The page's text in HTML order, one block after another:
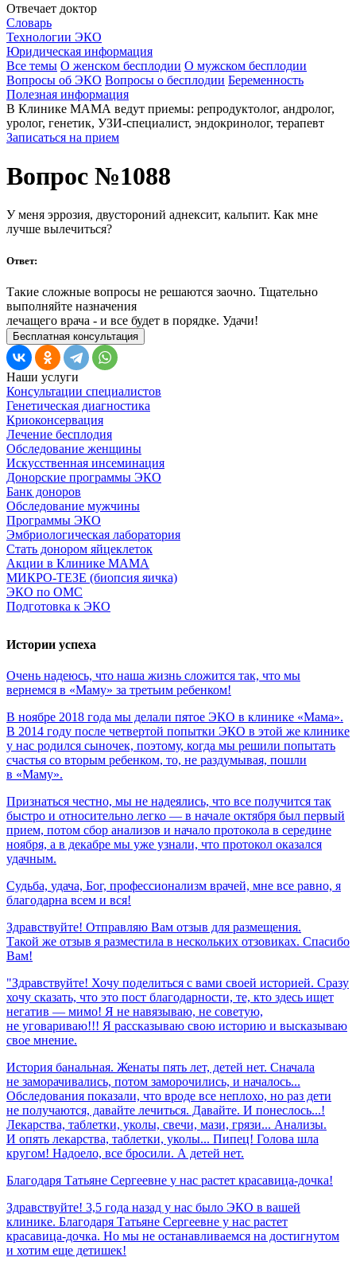
Отвечает доктор
Словарь
Технологии ЭКО
Юридическая информация
Все темы О женском бесплодии О мужском бесплодии
Вопросы об ЭКО Вопросы о бесплодии Беременность
Полезная информация
В Клинике МАМА ведут приемы: репродуктолог, андролог,
уролог, генетик, УЗИ-специалист, эндокринолог, терапевт
Записаться на прием
Вопрос №1088
У меня эррозия, двустороний аднексит, кальпит. Как мне
лучше вылечиться?
Ответ:
Такие сложные вопросы не решаются заочно. Тщательно
выполняйте назначения
лечащего врача - и все будет в порядке. Удачи!
Бесплатная консультация
Наши услуги
Консультации специалистов
Генетическая диагностика
Криоконсервация
Лечение бесплодия
Обследование женщины
Искусственная инсеминация
Донорские программы ЭКО
Банк доноров
Обследование мужчины
Программы ЭКО
Эмбриологическая лаборатория
Стать донором яйцеклеток
Акции в Клинике МАМА
МИКРО-ТЕЗЕ (биопсия яичка)
ЭКО по ОМС
Подготовка к ЭКО
Истории успеха
Очень надеюсь, что наша жизнь сложится так, что мы
вернемся в «Маму» за третьим ребенком!
В ноябре 2018 года мы делали пятое ЭКО в клинике «Мама».
В 2014 году после четвертой попытки ЭКО в этой же клинике
у нас родился сыночек, поэтому, когда мы решили попытать
счастья со вторым ребенком, то, не раздумывая, пошли
в «Маму».
Признаться честно, мы не надеялись, что все получится так
быстро и относительно легко — в начале октября был первый
прием, потом сбор анализов и начало протокола в середине
ноября, а в декабре мы уже узнали, что протокол оказался
удачным.
Судьба, удача, Бог, профессионализм врачей, мне все равно, я
благодарна всем и вся!
Здравствуйте! Отправляю Вам отзыв для размещения.
Такой же отзыв я разместила в нескольких отзовиках. Спасибо
Вам!
"Здравствуйте! Хочу поделиться с вами своей историей. Сразу
хочу сказать, что это пост благодарности, те, кто здесь ищет
негатив — мимо! Я не навязываю, не советую,
не уговариваю!!! Я рассказываю свою историю и высказываю
свое мнение.
История банальная. Женаты пять лет, детей нет. Сначала
не заморачивались, потом заморочились, и началось...
Обследования показали, что вроде все неплохо, но раз дети
не получаются, давайте лечиться. Давайте. И понеслось...!
Лекарства, таблетки, уколы, свечи, мази, грязи... Анализы.
И опять лекарства, таблетки, уколы... Пипец! Голова шла
кругом! Надоело, все бросили. А детей нет.
Благодаря Татьяне Сергеевне у нас растет красавица-дочка!
Здравствуйте! 3,5 года назад у нас было ЭКО в вашей
клинике. Благодаря Татьяне Сергеевне у нас растет
красавица-дочка. Но мы не останавливаемся на достигнутом
и хотим еще детишек!